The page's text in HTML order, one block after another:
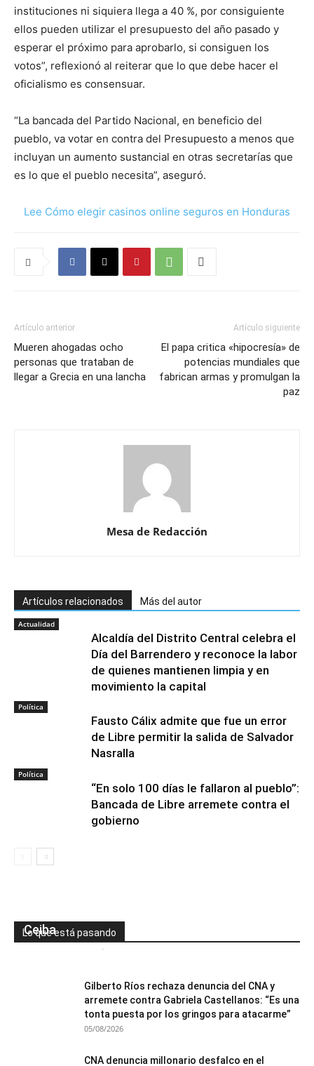
instituciones ni siquiera llega a 40 %, por consiguiente
ellos pueden utilizar el presupuesto del año pasado y
esperar el próximo para aprobarlo, si consiguen los
votos”, reflexionó al reiterar que lo que debe hacer el
oficialismo es consensuar.
“La bancada del Partido Nacional, en beneficio del
pueblo, va votar en contra del Presupuesto a menos que
incluyan un aumento sustancial en otras secretarías que
es lo que el pueblo necesita”, aseguró.
Lee Cómo elegir casinos online seguros en Honduras
Artículo anterior
Mueren ahogadas ocho
personas que trataban de
llegar a Grecia en una lancha
Artículo siguiente
El papa critica «hipocresía» de
potencias mundiales que
fabrican armas y promulgan la
paz
Mesa de Redacción
Artículos relacionados Más del autor
Actualidad
Alcaldía del Distrito Central celebra el
Día del Barrendero y reconoce la labor
de quienes mantienen limpia y en
movimiento la capital
Política
Fausto Cálix admite que fue un error
de Libre permitir la salida de Salvador
Nasralla
Política
“En solo 100 días le fallaron al pueblo”:
Bancada de Libre arremete contra el
gobierno
Lo que está pasando
Ceiba
-
Gilberto Ríos rechaza denuncia del CNA y
arremete contra Gabriela Castellanos: “Es una
tonta puesta por los gringos para atacarme”
05/08/2026
CNA denuncia millonario desfalco en el